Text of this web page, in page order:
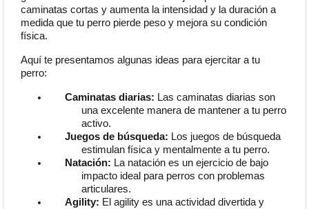
caminatas cortas y aumenta la intensidad y la duración a
medida que tu perro pierde peso y mejora su condición
física.
Aquí te presentamos algunas ideas para ejercitar a tu
perro:
Caminatas diarias: Las caminatas diarias son
una excelente manera de mantener a tu perro
activo.
Juegos de búsqueda: Los juegos de búsqueda
estimulan física y mentalmente a tu perro.
Natación: La natación es un ejercicio de bajo
impacto ideal para perros con problemas
articulares.
Agility: El agility es una actividad divertida y